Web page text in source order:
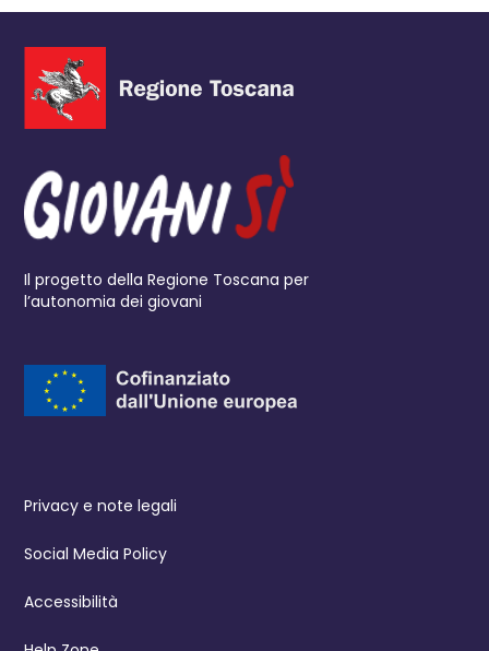
Il progetto della Regione Toscana per
l’autonomia dei giovani
Privacy e note legali
Social Media Policy
Accessibilità